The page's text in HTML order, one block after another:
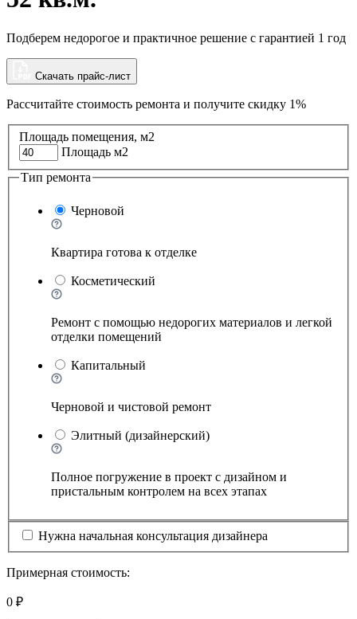
Подберем недорогое и практичное решение с гарантией 1 год
Скачать прайс-лист
Рассчитайте стоимость ремонта и получите скидку 1%
Площадь помещения, м2
Площадь м2
Тип ремонта
Черновой
Квартира готова к отделке
Косметический
Ремонт с помощью недорогих материалов и легкой
отделки помещений
Капитальный
Черновой и чистовой ремонт
Элитный (дизайнерский)
Полное погружение в проект с дизайном и
пристальным контролем на всех этапах
Нужна начальная консультация дизайнера
Примерная стоимость:
0 ₽